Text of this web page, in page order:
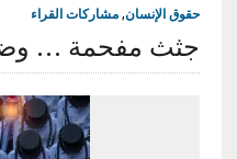
حقوق الإنسان, مشاركات القراء
جثث مفحمة …